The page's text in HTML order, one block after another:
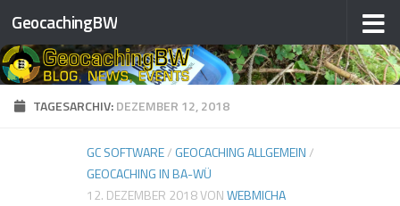
Zum Inhalt springen
GeocachingBW
TAGESARCHIV:DEZEMBER 12, 2018
GC SOFTWARE/ GEOCACHING ALLGEMEIN/
GEOCACHING IN BA-WÜ
12. DEZEMBER 2018VONWEBMICHA